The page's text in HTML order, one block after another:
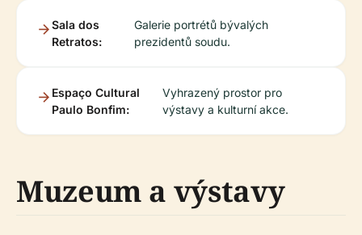
Sala dos
Retratos:
Galerie portrétů bývalých
prezidentů soudu.
Espaço Cultural
Paulo Bonfim:
Vyhrazený prostor pro
výstavy a kulturní akce.
Muzeum a výstavy